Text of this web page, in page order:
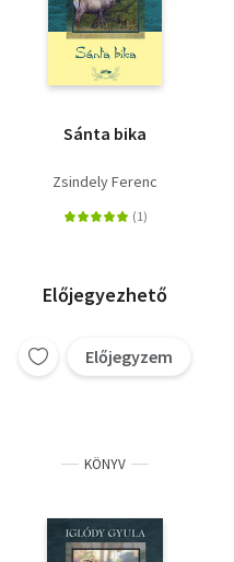
Sánta bika
Zsindely Ferenc
Előjegyezhető
Előjegyzem
KÖNYV